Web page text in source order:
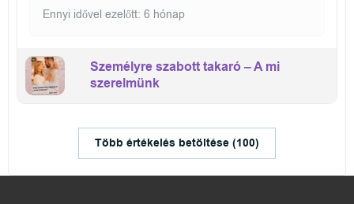
Ennyi idővel ezelőtt: 6 hónap
Személyre szabott takaró – A mi
szerelmünk
Több értékelés betöltése (100)